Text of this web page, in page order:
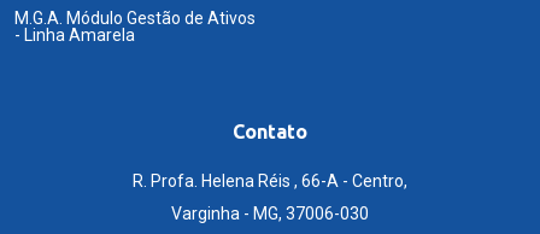
M.G.A. Módulo Gestão de Ativos
- Linha Amarela
Contato
R. Profa. Helena Réis , 66-A - Centro,
Varginha - MG, 37006-030